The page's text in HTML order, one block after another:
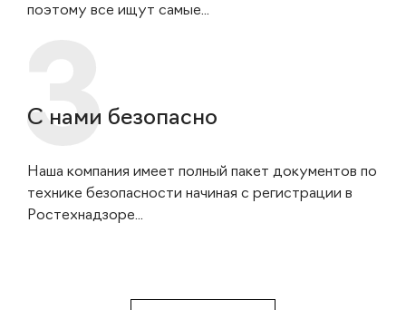
поэтому все ищут самые...
С нами безопасно
Наша компания имеет полный пакет документов по
технике безопасности начиная с регистрации в
Ростехнадзоре...